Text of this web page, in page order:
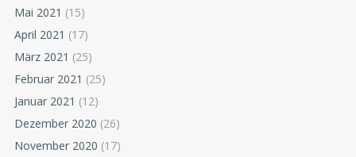
Mai 2021 (15)
April 2021 (17)
März 2021 (25)
Februar 2021 (25)
Januar 2021 (12)
Dezember 2020 (26)
November 2020 (17)